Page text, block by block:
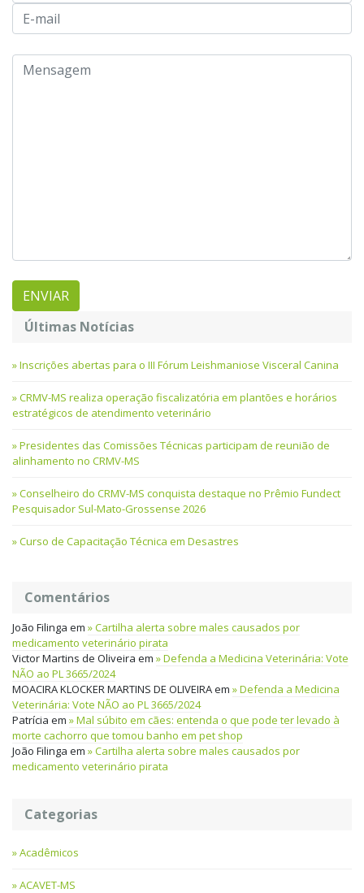
Últimas Notícias
Inscrições abertas para o III Fórum Leishmaniose Visceral Canina
CRMV-MS realiza operação fiscalizatória em plantões e horários
estratégicos de atendimento veterinário
Presidentes das Comissões Técnicas participam de reunião de
alinhamento no CRMV-MS
Conselheiro do CRMV-MS conquista destaque no Prêmio Fundect
Pesquisador Sul-Mato-Grossense 2026
Curso de Capacitação Técnica em Desastres
Comentários
João Filinga em
Cartilha alerta sobre males causados por
medicamento veterinário pirata
Victor Martins de Oliveira em
Defenda a Medicina Veterinária: Vote
NÃO ao PL 3665/2024
MOACIRA KLOCKER MARTINS DE OLIVEIRAem
Defenda a Medicina
Veterinária: Vote NÃO ao PL 3665/2024
Patrícia em
Mal súbito em cães: entenda o que pode ter levado à
morte cachorro que tomou banho em pet shop
João Filinga em
Cartilha alerta sobre males causados por
medicamento veterinário pirata
Categorias
Acadêmicos
ACAVET-MS